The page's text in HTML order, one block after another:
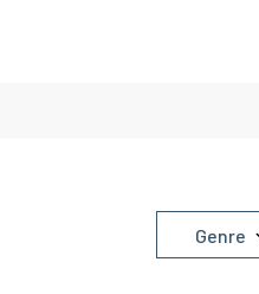
Genre